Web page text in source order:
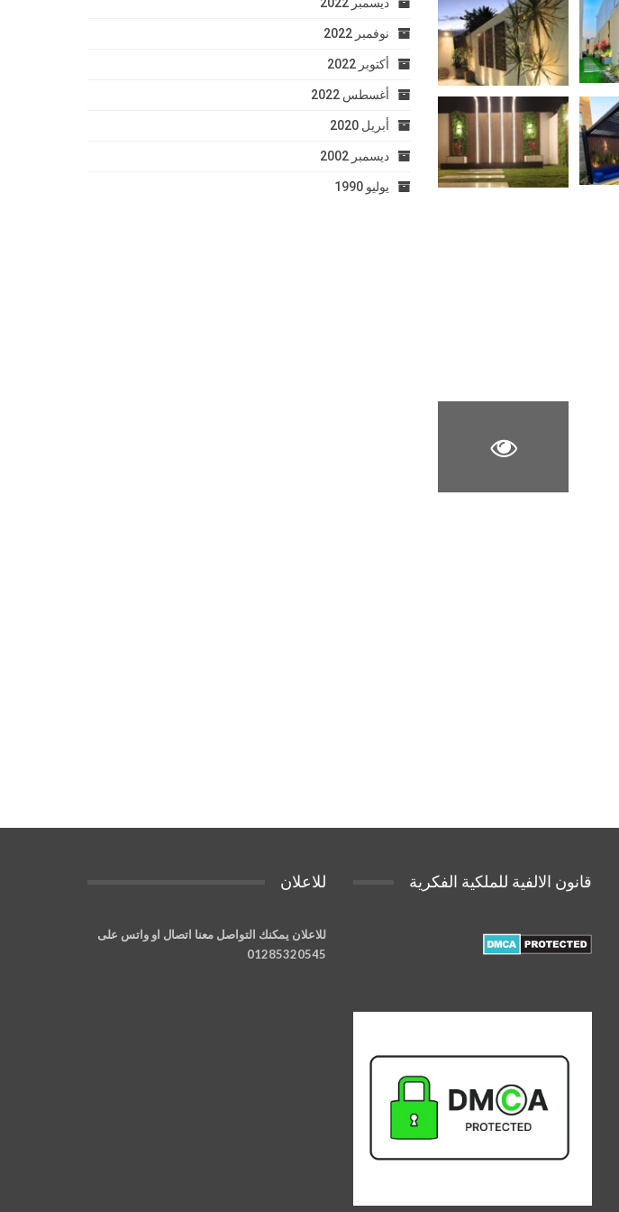
نوفمبر 2022
أكتوبر 2022
أغسطس 2022
أبريل 2020
ديسمبر 2002
يوليو 1990
قانون الالفية للملكية الفكرية للاعلان
للاعلان يمكنك التواصل معنا اتصال او واتس على
01285320545